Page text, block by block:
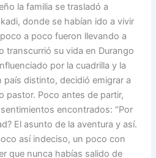
la familia se trasladó a
donde se habían ido a vivir
a poco fueron llevando a
transcurrió su vida en Durango
por la cuadrilla y la
distinto, decidió emigrar a
pastor. Poco antes de partir,
encontrados: “Por
El asunto de la aventura y así.
así indeciso, un poco con
que nunca habías salido de